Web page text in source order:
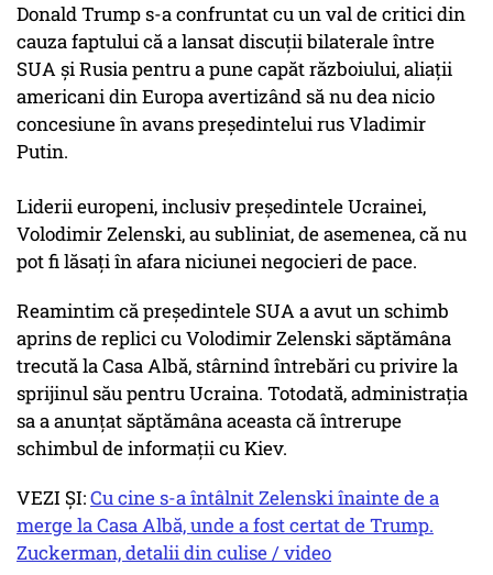
Donald Trump s-a confruntat cu un val de critici din
cauza faptului că a lansat discuții bilaterale între
SUA și Rusia pentru a pune capăt războiului, aliații
americani din Europa avertizând să nu dea nicio
concesiune în avans președintelui rus Vladimir
Putin.
Liderii europeni, inclusiv președintele Ucrainei,
Volodimir Zelenski, au subliniat, de asemenea, că nu
pot fi lăsați în afara niciunei negocieri de pace.
Reamintim că președintele SUA a avut un schimb
aprins de replici cu Volodimir Zelenski săptămâna
trecută la Casa Albă, stârnind întrebări cu privire la
sprijinul său pentru Ucraina. Totodată, administrația
sa a anunțat săptămâna aceasta că întrerupe
schimbul de informații cu Kiev.
VEZI ȘI:Cu cine s-a întâlnit Zelenski înainte de a
merge la Casa Albă, unde a fost certat de Trump.
Zuckerman, detalii din culise / video